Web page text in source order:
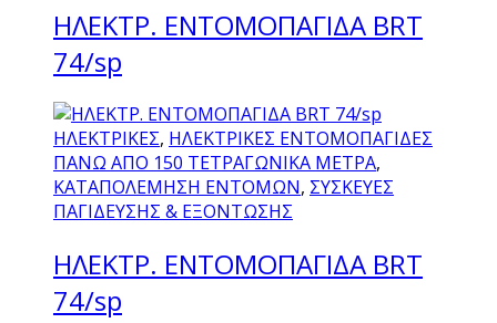
ΗΛΕΚΤΡ. ΕΝΤΟΜΟΠΑΓΙΔΑ BRT
74/sp
ΗΛΕΚΤΡΙΚΕΣ, ΗΛΕΚΤΡΙΚΕΣ ΕΝΤΟΜΟΠΑΓΙΔΕΣ
ΠΑΝΩ ΑΠΟ 150 ΤΕΤΡΑΓΩΝΙΚΑ ΜΕΤΡΑ,
ΚΑΤΑΠΟΛΕΜΗΣΗ ΕΝΤΟΜΩΝ, ΣΥΣΚΕΥΕΣ
ΠΑΓΙΔΕΥΣΗΣ & ΕΞΟΝΤΩΣΗΣ
ΗΛΕΚΤΡ. ΕΝΤΟΜΟΠΑΓΙΔΑ BRT
74/sp